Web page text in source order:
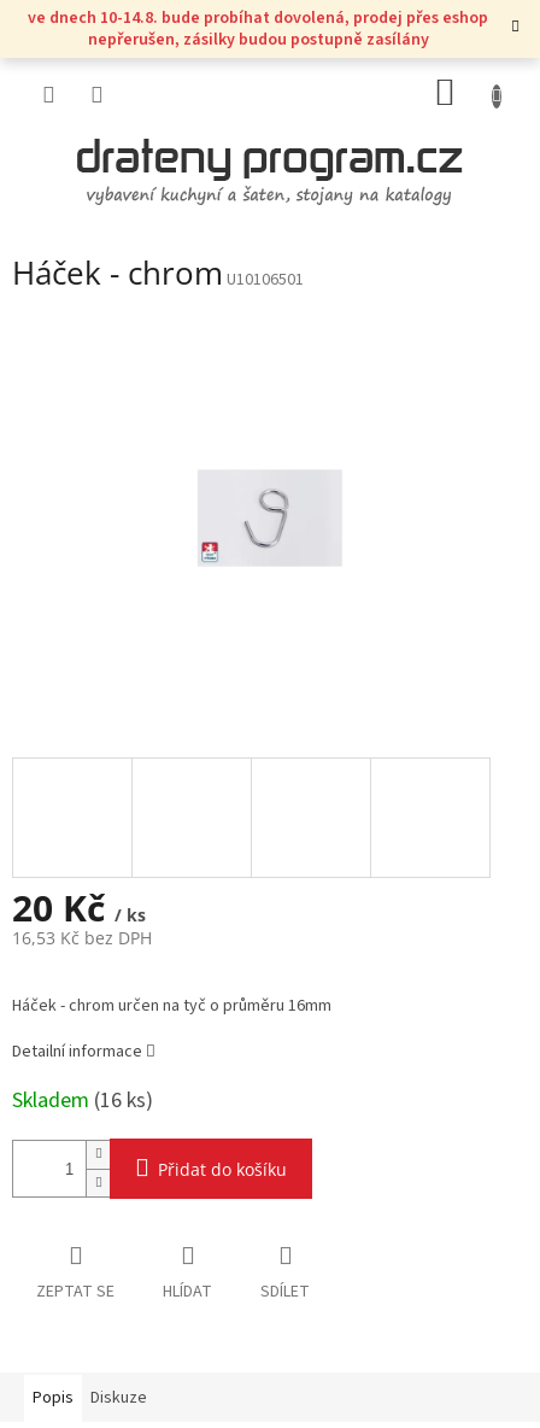
Přejít
obsah
ve dnech 10-14.8. bude probíhat dovolená, prodej přes eshop
nepřerušen, zásilky budou postupně zasílány
KOŠÍK
Háček - chrom U10106501
20 Kč / ks
16,53 Kč bez DPH
cena:
Háček - chrom určen na tyč o průměru 16mm
Detailní informace
Skladem (16 ks)
Přidat do košíku
ZEPTAT SE HLÍDAT SDÍLET
Popis Diskuze